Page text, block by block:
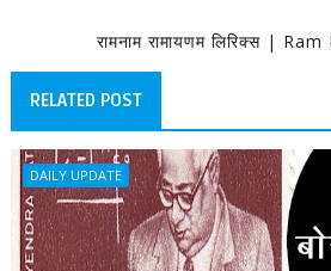
रामनाम रामायणम लिरिक्स |
RELATED POST
DAILY UPDATE